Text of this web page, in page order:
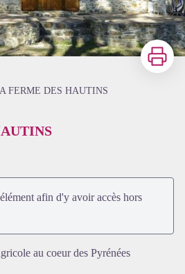
Imprimer
FERME DES HAUTINS
afin d'y avoir accès hors
au coeur des Pyrénées